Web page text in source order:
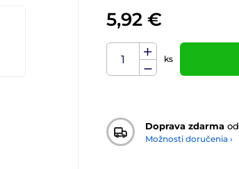
5,92 €
ks
Doprava zdarma od
Možnosti doručenia ›